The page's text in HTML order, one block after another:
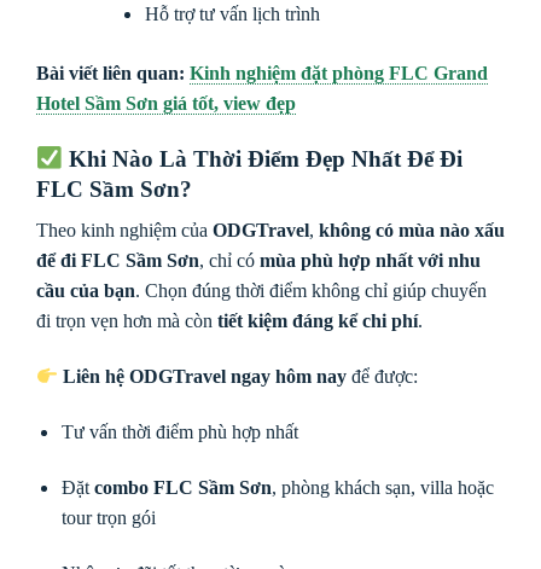
Hỗ trợ tư vấn lịch trình
Bài viết liên quan: Kinh nghiệm đặt phòng FLC Grand
Hotel Sầm Sơn giá tốt, view đẹp
Khi Nào Là Thời Điểm Đẹp Nhất Để Đi
FLC Sầm Sơn?
Theo kinh nghiệm của ODGTravel, không có mùa nào xấu
để đi FLC Sầm Sơn, chỉ có mùa phù hợp nhất với nhu
cầu của bạn. Chọn đúng thời điểm không chỉ giúp chuyến
đi trọn vẹn hơn mà còn tiết kiệm đáng kể chi phí.
Liên hệ ODGTravel ngay hôm nay để được:
Tư vấn thời điểm phù hợp nhất
Đặt combo FLC Sầm Sơn, phòng khách sạn, villa hoặc
tour trọn gói